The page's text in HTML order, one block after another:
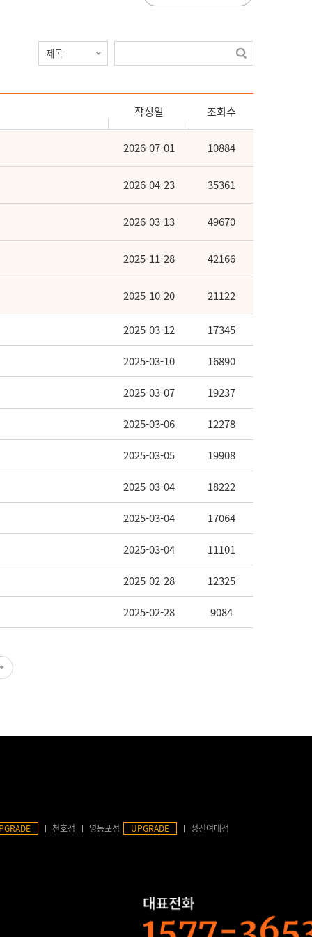
작성일 조회수
2026-07-01 10884
2026-04-23 35361
2026-03-13 49670
2025-11-28 42166
2025-10-20 21122
2025-03-12 17345
2025-03-10 16890
2025-03-07 19237
2025-03-06 12278
2025-03-05 19908
2025-03-04 18222
2025-03-04 17064
2025-03-04 11101
2025-02-28 12325
2025-02-28 9084
천호점 영등포점 UPGRADE 성신여대점